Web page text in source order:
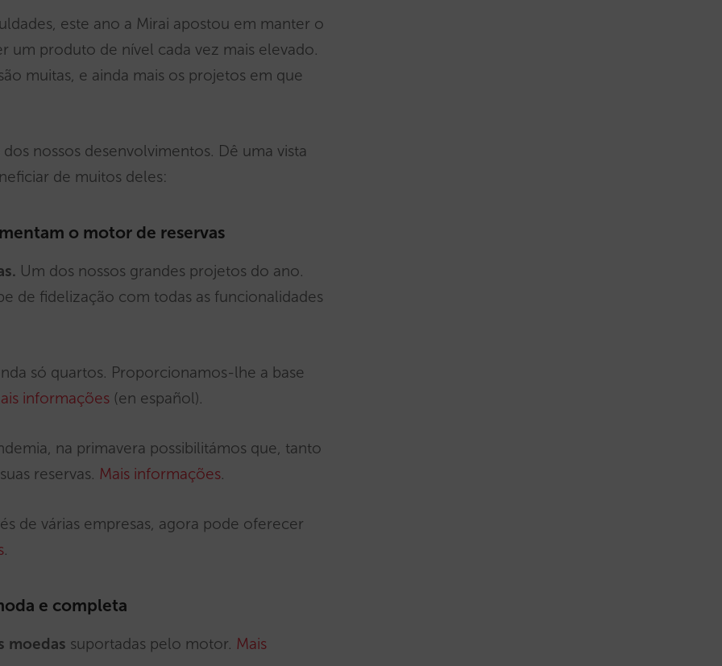
este ano a Mirai apostou em manter o
um produto de nível cada vez mais elevado.
muitas, e ainda mais os projetos em que
nossos desenvolvimentos. Dê uma vista
de muitos deles:
o motor de reservas
Um dos nossos grandes projetos do ano.
de fidelização com todas as funcionalidades
só quartos. Proporcionamos-lhe a base
informações (en español).
na primavera possibilitámos que, tanto
reservas. Mais informações.
de várias empresas, agora pode oferecer
.
e completa
moedas suportadas pelo motor. Mais